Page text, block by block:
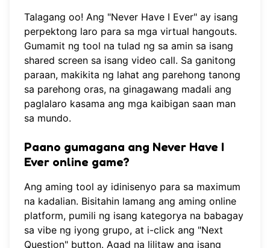
Talagang oo! Ang "Never Have I Ever" ay isang
perpektong laro para sa mga virtual hangouts.
Gumamit ng tool na tulad ng sa amin sa isang
shared screen sa isang video call. Sa ganitong
paraan, makikita ng lahat ang parehong tanong
sa parehong oras, na ginagawang madali ang
paglalaro kasama ang mga kaibigan saan man
sa mundo.
Paano gumagana ang Never Have I
Ever online game?
Ang aming tool ay idinisenyo para sa maximum
na kadalian. Bisitahin lamang ang aming online
platform, pumili ng isang kategorya na babagay
sa vibe ng iyong grupo, at i-click ang "Next
Question" button. Agad na lilitaw ang isang